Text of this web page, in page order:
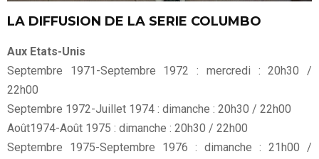
LA DIFFUSION DE LA SERIE COLUMBO
Aux Etats-Unis
Septembre 1971-Septembre 1972 : mercredi : 20h30 /
22h00
Septembre 1972-Juillet 1974 : dimanche : 20h30 / 22h00
Août1974-Août 1975 : dimanche : 20h30 / 22h00
Septembre 1975-Septembre 1976 : dimanche : 21h00 /